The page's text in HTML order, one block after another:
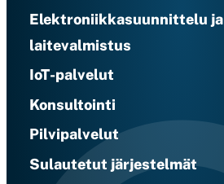
Elektroniikkasuunnittelu ja
laitevalmistus
IoT-palvelut
Konsultointi
Pilvipalvelut
Sulautetut järjestelmät